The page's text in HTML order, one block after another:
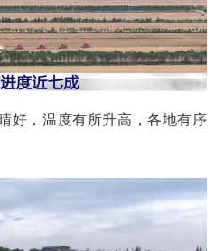
好，温度有所升高，各地有序